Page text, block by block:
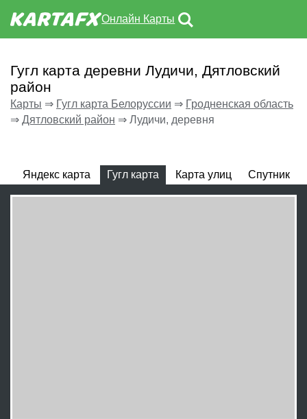
Онлайн Карты
Гугл карта деревни Лудичи, Дятловский
район
Карты ⇒ Гугл карта Белоруссии ⇒ Гродненская область
⇒ Дятловский район ⇒ Лудичи, деревня
Яндекс карта Гугл карта Карта улиц Спутник